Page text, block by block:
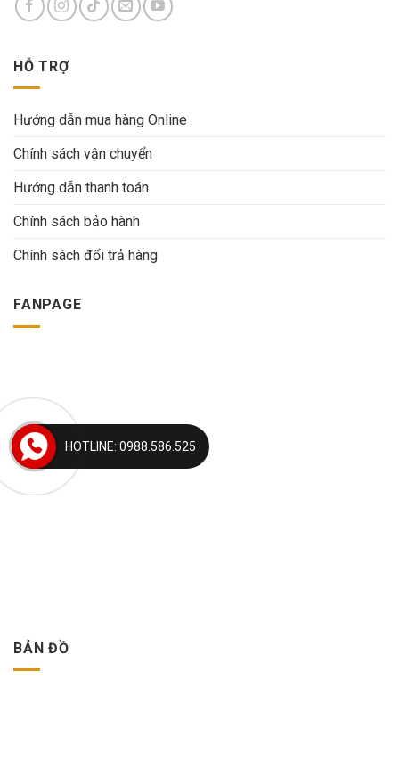
HỖ TRỢ
Hướng dẫn mua hàng Online
Chính sách vận chuyển
Hướng dẫn thanh toán
Chính sách bảo hành
Chính sách đổi trả hàng
FANPAGE
BẢN ĐỒ
HOTLINE: 0988.586.525